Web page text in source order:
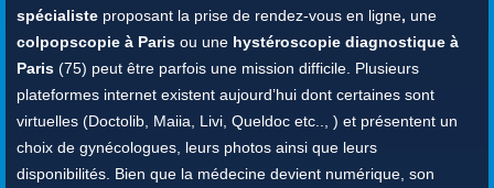
spécialiste proposant la prise de rendez-vous en ligne, une
colpopscopie à Paris ou une hystéroscopie diagnostique à
Paris (75) peut être parfois une mission difficile. Plusieurs
plateformes internet existent aujourd’hui dont certaines sont
virtuelles (Doctolib, Maiia, Livi, Queldoc etc.., ) et présentent un
choix de gynécologues, leurs photos ainsi que leurs
disponibilités. Bien que la médecine devient numérique, son